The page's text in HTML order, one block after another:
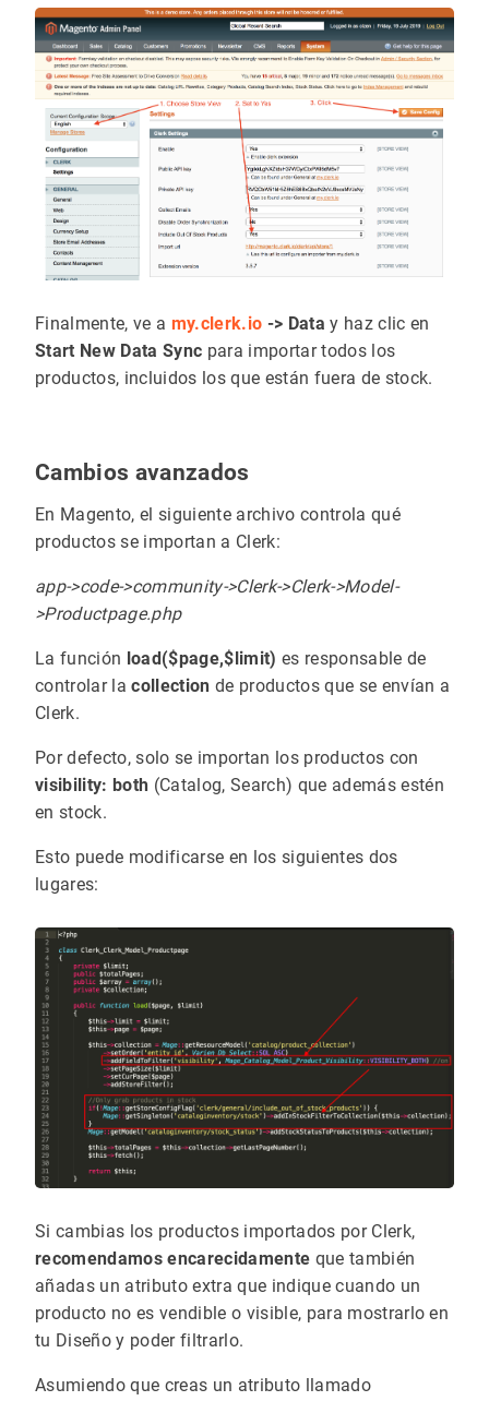
Finalmente, ve a my.clerk.io -> Data y haz clic en
Start New Data Sync para importar todos los
productos, incluidos los que están fuera de stock.
Cambios avanzados
En Magento, el siguiente archivo controla qué
productos se importan a Clerk:
app->code->community->Clerk->Clerk->Model-
>Productpage.php
La función load($page,$limit) es responsable de
controlar lacollection de productos que se envían a
Clerk.
Por defecto, solo se importan los productos con
visibility: both (Catalog, Search) que además estén
en stock.
Esto puede modificarse en los siguientes dos
lugares:
Si cambias los productos importados por Clerk,
recomendamos encarecidamente que también
añadas un atributo extra que indique cuando un
producto no es vendible o visible, para mostrarlo en
tu Diseño y poder filtrarlo.
Asumiendo que creas un atributo llamado